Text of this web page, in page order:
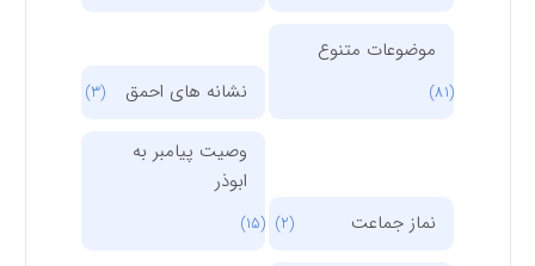
موضوعات متنوع
نشانه های احمق (3)
نماز جماعت
وصیت پیامبر به
ابوذر
(15)